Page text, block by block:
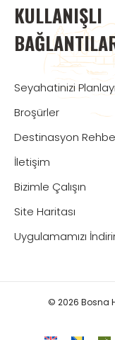
KULLANIŞLI
Seyahatinizi
Broşürler
Destinasyon
İletişim
Bizimle Çalışın
Site Haritası
Uygulamamızı
© 2026 Bosna